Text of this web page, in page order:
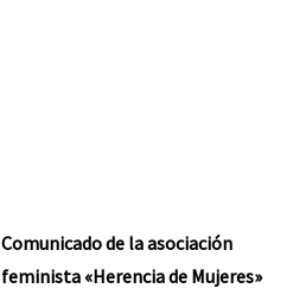
Comunicado de la asociación
feminista «Herencia de Mujeres»